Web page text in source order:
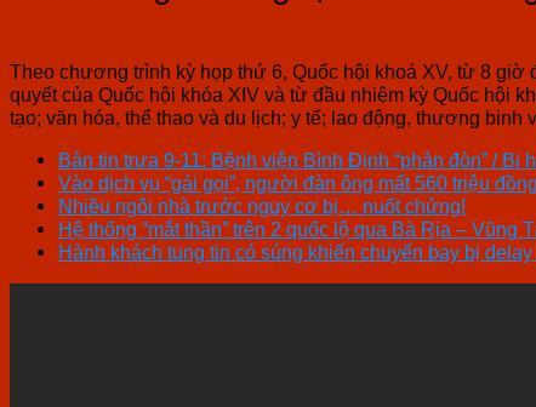
Theo chương trình kỳ họp thứ 6, Quốc hội khoá XV, từ 8
quyết của Quốc hội khóa XIV và từ đầu nhiệm kỳ Quốc hội
tạo; văn hóa, thể thao và du lịch; y tế; lao động, thương binh
Bản tin trưa 9-11: Bệnh viện Bình Định “phản đòn” / Bi
Vào dịch vụ “gái gọi”, người đàn ông mất 560 triệu đồng
Nhiều ngôi nhà trước nguy cơ bị… nuốt chửng!
Hệ thống “mắt thần” trên 2 quốc lộ qua Bà Rịa – Vũng
Hành khách tung tin có súng khiến chuyến bay bị delay